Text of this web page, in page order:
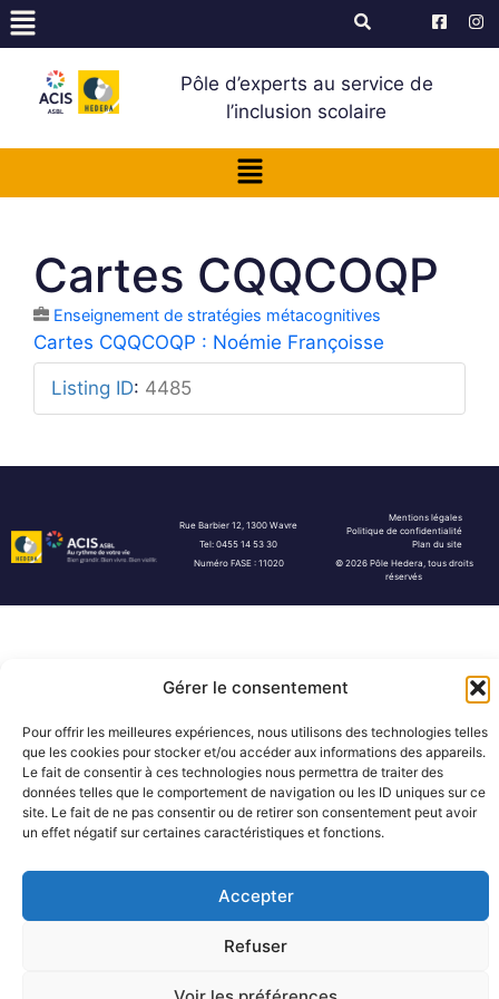
Gérer le consentement
Pour offrir les meilleures expériences, nous utilisons des technologies telles
que les cookies pour stocker et/ou accéder aux informations des appareils.
Le fait de consentir à ces technologies nous permettra de traiter des
données telles que le comportement de navigation ou les ID uniques sur ce
site. Le fait de ne pas consentir ou de retirer son consentement peut avoir
un effet négatif sur certaines caractéristiques et fonctions.
Accepter
Refuser
Pôle d’experts au service de
l’inclusion scolaire
Cartes CQQCOQP
Enseignement de stratégies métacognitives
Cartes CQQCOQP : Noémie Françoisse
Listing ID: 4485
Rue Barbier 12, 1300 Wavre
Tel: 0455 14 53 30
Numéro FASE : 11020
Mentions légales
Politique de confidentialité
Plan du site
© 2026 Pôle Hedera, tous droits
réservés